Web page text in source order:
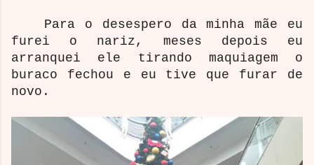
Para o desespero da minha mãe eu
furei o nariz, meses depois eu
arranquei ele tirando maquiagem o
buraco fechou e eu tive que furar de
novo.